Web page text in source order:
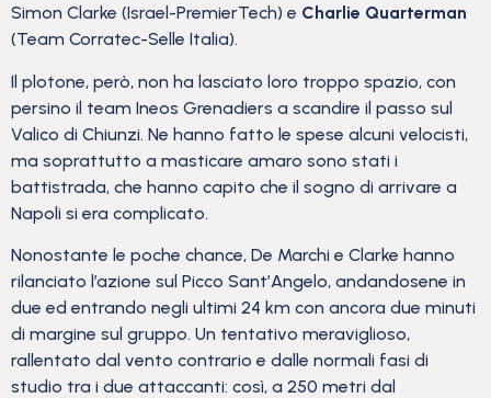
Simon Clarke (Israel-PremierTech) e Charlie Quarterman
(Team Corratec-Selle Italia).
Il plotone, però, non ha lasciato loro troppo spazio, con
persino il team Ineos Grenadiers a scandire il passo sul
Valico di Chiunzi. Ne hanno fatto le spese alcuni velocisti,
ma soprattutto a masticare amaro sono stati i
battistrada, che hanno capito che il sogno di arrivare a
Napoli si era complicato.
Nonostante le poche chance, De Marchi e Clarke hanno
rilanciato l’azione sul Picco Sant’Angelo, andandosene in
due ed entrando negli ultimi 24 km con ancora due minuti
di margine sul gruppo. Un tentativo meraviglioso,
rallentato dal vento contrario e dalle normali fasi di
studio tra i due attaccanti: così, a 250 metri dal